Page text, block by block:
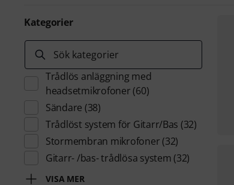
Kategorier
Sök kategorier
Trådlös anläggning med
headsetmikrofoner (60)
Sändare (38)
Trådlöst system för Gitarr/Bas (32)
Stormembran mikrofoner (32)
Gitarr- /bas- trådlösa system (32)
VISA MER